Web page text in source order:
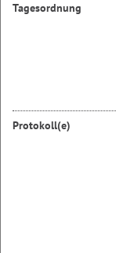
Tagesordnung
Protokoll(e)